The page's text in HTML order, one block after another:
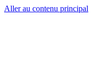
Aller au contenu principal